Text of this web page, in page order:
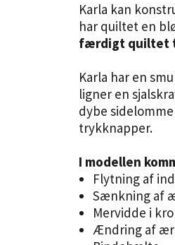
Karla kan
har quiltet en
færdigt quiltet
Karla har en
ligner en
dybe
trykknapper.
I modellen
Flytning af
Sænkning af
Mervidde i
Ændring af